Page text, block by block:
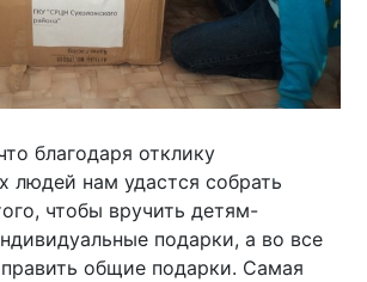
благодаря отклику
людей нам удастся собрать
чтобы вручить детям-
подарки, а во все
общие подарки. Самая